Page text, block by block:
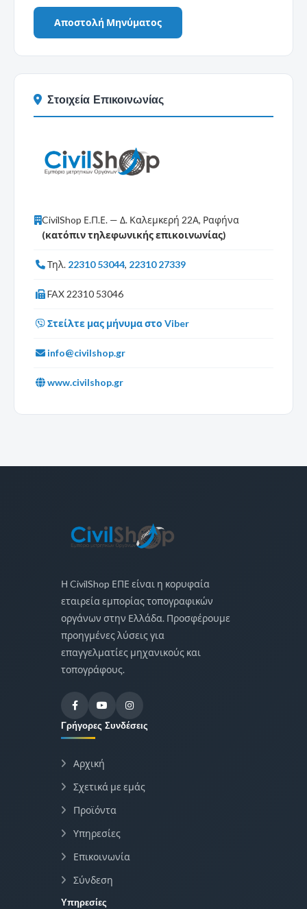
Στοιχεία Επικοινωνίας
CivilShop Ε.Π.Ε. — Δ. Καλεμκερή 22Α, Ραφήνα
(κατόπιν τηλεφωνικής επικοινωνίας)
Τηλ. 22310 53044, 22310 27339
FAX 22310 53046
Στείλτε μας μήνυμα στο Viber
info@civilshop.gr
www.civilshop.gr
Η CivilShop ΕΠΕ είναι η κορυφαία
εταιρεία εμπορίας τοπογραφικών
οργάνων στην Ελλάδα. Προσφέρουμε
προηγμένες λύσεις για
επαγγελματίες μηχανικούς και
τοπογράφους.
Γρήγορες Συνδέσεις
Αρχική
Σχετικά με εμάς
Προϊόντα
Υπηρεσίες
Επικοινωνία
Σύνδεση
Υπηρεσίες